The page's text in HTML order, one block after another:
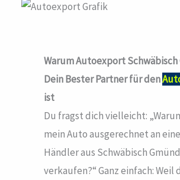
Warum Autoexport Schwäbisch
Dein Bester Partner für den
ist
Du fragst dich vielleicht:
mein Auto ausgerechnet an
Händler aus Schwäbisch Gmünd
verkaufen?“ Ganz einfach: Weil